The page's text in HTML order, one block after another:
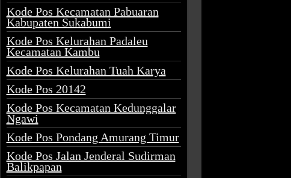
Kode Pos Kecamatan Pabuaran
Kabupaten Sukabumi
Kode Pos Kelurahan Padaleu
Kecamatan Kambu
Kode Pos Kelurahan Tuah Karya
Kode Pos 20142
Kode Pos Kecamatan Kedunggalar
Ngawi
Kode Pos Pondang Amurang Timur
Kode Pos Jalan Jenderal Sudirman
Balikpapan